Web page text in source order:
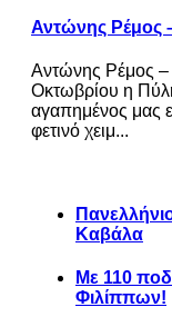
Αντώνης Ρέμος
Αντώνης Ρέμος
Οκτωβρίου η
αγαπημένος μας
φετινό χειμ...
Καβάλα
Με 110
Φιλίππων!